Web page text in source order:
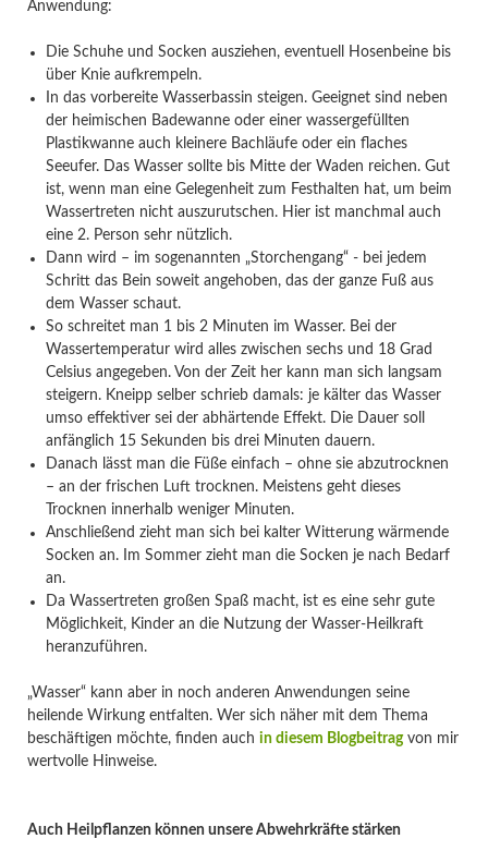
Anwendung:
Die Schuhe und Socken ausziehen, eventuell Hosenbeine bis
über Knie aufkrempeln.
In das vorbereite Wasserbassin steigen. Geeignet sind neben
der heimischen Badewanne oder einer wassergefüllten
Plastikwanne auch kleinere Bachläufe oder ein flaches
Seeufer. Das Wasser sollte bis Mitte der Waden reichen. Gut
ist, wenn man eine Gelegenheit zum Festhalten hat, um beim
Wassertreten nicht auszurutschen. Hier ist manchmal auch
eine 2. Person sehr nützlich.
Dann wird – im sogenannten „Storchengang“ - bei jedem
Schritt das Bein soweit angehoben, das der ganze Fuß aus
dem Wasser schaut.
So schreitet man 1 bis 2 Minuten im Wasser. Bei der
Wassertemperatur wird alles zwischen sechs und 18 Grad
Celsius angegeben. Von der Zeit her kann man sich langsam
steigern. Kneipp selber schrieb damals: je kälter das Wasser
umso effektiver sei der abhärtende Effekt. Die Dauer soll
anfänglich 15 Sekunden bis drei Minuten dauern.
Danach lässt man die Füße einfach – ohne sie abzutrocknen
– an der frischen Luft trocknen. Meistens geht dieses
Trocknen innerhalb weniger Minuten.
Anschließend zieht man sich bei kalter Witterung wärmende
Socken an. Im Sommer zieht man die Socken je nach Bedarf
an.
Da Wassertreten großen Spaß macht, ist es eine sehr gute
Möglichkeit, Kinder an die Nutzung der Wasser-Heilkraft
heranzuführen.
„Wasser“ kann aber in noch anderen Anwendungen seine
heilende Wirkung entfalten. Wer sich näher mit dem Thema
beschäftigen möchte, finden auch in diesem Blogbeitragvon mir
wertvolle Hinweise.
Auch Heilpflanzen können unsere Abwehrkräfte stärken